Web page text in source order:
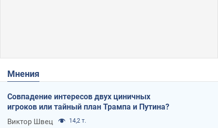
Мнения
Совпадение интересов двух циничных
игроков или тайный план Трампа и Путина?
Виктор Швец 14,2 т.